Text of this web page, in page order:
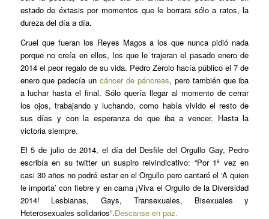
estado de éxtasis por momentos que le borrara sólo a ratos, la
dureza del día a día.
Cruel que fueran los Reyes Magos a los que nunca pidió nada
porque no creía en ellos, los que le trajeran el pasado enero de
2014 el peor regalo de su vida. Pedro Zerolo hacía público el 7 de
enero que padecía uncáncer de páncreas, pero también que iba
a luchar hasta el final. Sólo quería llegar al momento de cerrar
los ojos, trabajando y luchando, como había vivido el resto de
sus días y con la esperanza de que iba a vencer. Hasta la
victoria siempre.
El 5 de julio de 2014, el día del Desfile del Orgullo Gay, Pedro
escribía en su twitter un suspiro reivindicativo: “Por 1ª vez en
casi 30 años no podré estar en el Orgullo pero cantaré el ‘A quien
le importa’ con fiebre y en cama ¡Viva el Orgullo de la Diversidad
2014! Lesbianas, Gays, Transexuales, Bisexuales y
Heterosexuales solidarios”.Descanse en paz.